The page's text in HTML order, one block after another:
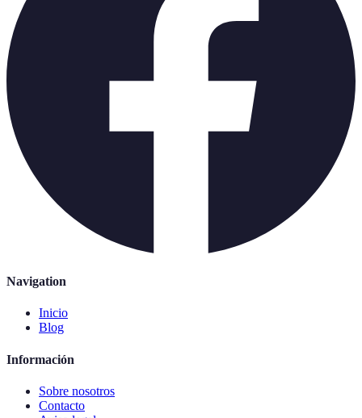
Navigation
Inicio
Blog
Información
Sobre nosotros
Contacto